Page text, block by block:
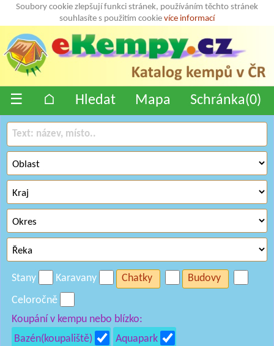
Soubory cookie zlepšují funkci stránek, používáním těchto stránek
souhlasíte s použitím cookie více informací
☰ ⌂ Hledat Mapa Schránka(0)
Stany Karavany Chatky
Budovy
Celoročně
Koupání v kempu nebo blízko:
Bazén(koupaliště)
Aquapark